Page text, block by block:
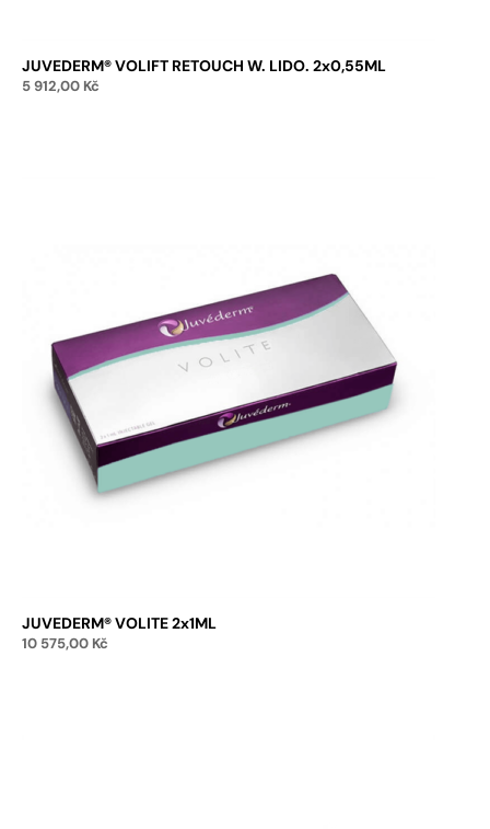
JUVEDERM® VOLIFT RETOUCH W. LIDO. 2x0,55ML
5 912,00 Kč
JUVEDERM® VOLITE 2x1ML
10 575,00 Kč